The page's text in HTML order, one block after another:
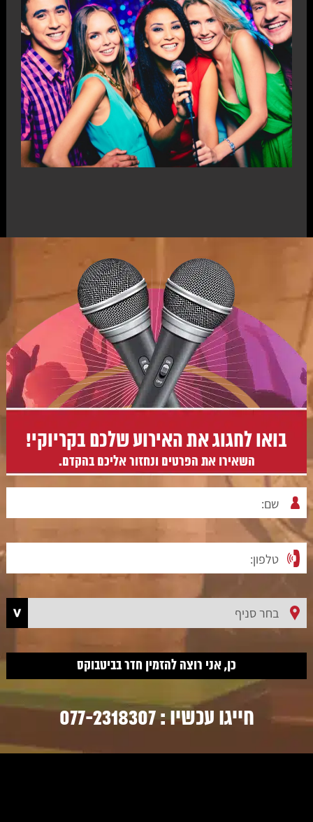
בואו לחגוג את האירוע שלכם בקריוקי!
השאירו את הפרטים ונחזור אליכם בהקדם.
חייגו עכשיו :077-2318307